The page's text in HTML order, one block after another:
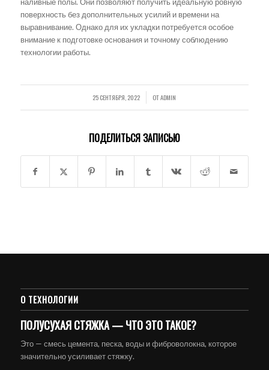
наливные полы. Они позволяют получить идеальную ровную
поверхность без дополнительных усилий и времени на
выравнивание. Однако для их укладки потребуется особое
внимание к подготовке основания и точному соблюдению
технологии работы.
25 СЕНТЯБРЯ, 2022
/ ОТADMIN
ПОДЕЛИТЬСЯ ЗАПИСЬЮ
О ТЕХНОЛОГИИ
ПОЛУСУХАЯ СТЯЖКА — ЧТО ЭТО ТАКОЕ?
Это — смесь цемента, песка, воды и фиброволокна, которое
значительно усиливает стяжку.